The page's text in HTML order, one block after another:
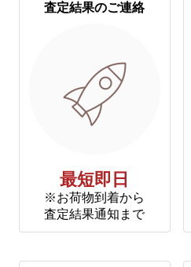
査定結果のご連絡
最短即日
※お荷物到着から
査定結果通知まで